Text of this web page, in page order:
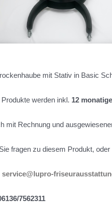
mit Stativ in Basic
werden inkl. 12
mit Rechnung und
fragen zu diesem Produkt,
service@lupro-
7562311